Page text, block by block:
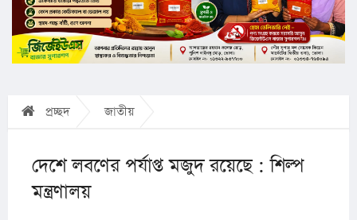
প্রচ্ছদ জাতীয়
দেশে লবণের পর্যাপ্ত মজুদ রয়েছে : শিল্প
মন্ত্রণালয়